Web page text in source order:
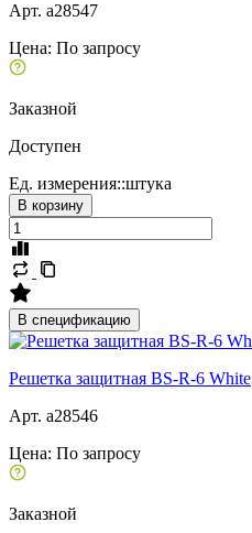
Арт. a28547
Цена: По запросу
Заказной
Доступен
Ед. измерения::штука
В корзину
В спецификацию
Решетка защитная BS-R-6 White
Арт. a28546
Цена: По запросу
Заказной